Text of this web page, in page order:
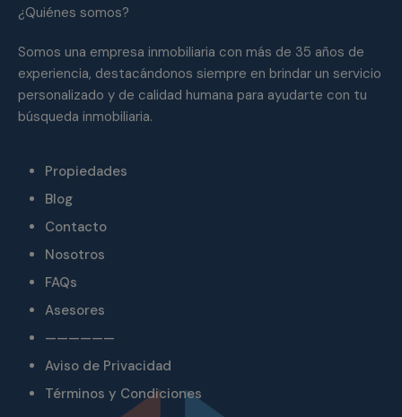
¿Quiénes somos?
Somos una empresa inmobiliaria con más de 35 años de
experiencia, destacándonos siempre en brindar un servicio
personalizado y de calidad humana para ayudarte con tu
búsqueda inmobiliaria.
Propiedades
Blog
Contacto
Nosotros
FAQs
Asesores
——————
Aviso de Privacidad
Términos y Condiciones